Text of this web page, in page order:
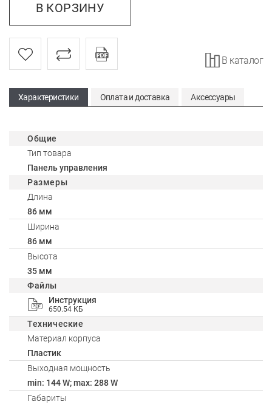
В КОРЗИНУ
В каталог
Характеристики Оплата и доставка Аксессуары
Общие
Тип товара
Панель управления
Размеры
Длина
86 мм
Ширина
86 мм
Высота
35 мм
Файлы
Инструкция
650.54 КБ
Технические
Материал корпуса
Пластик
Выходная мощность
min: 144 W; max: 288 W
Габариты